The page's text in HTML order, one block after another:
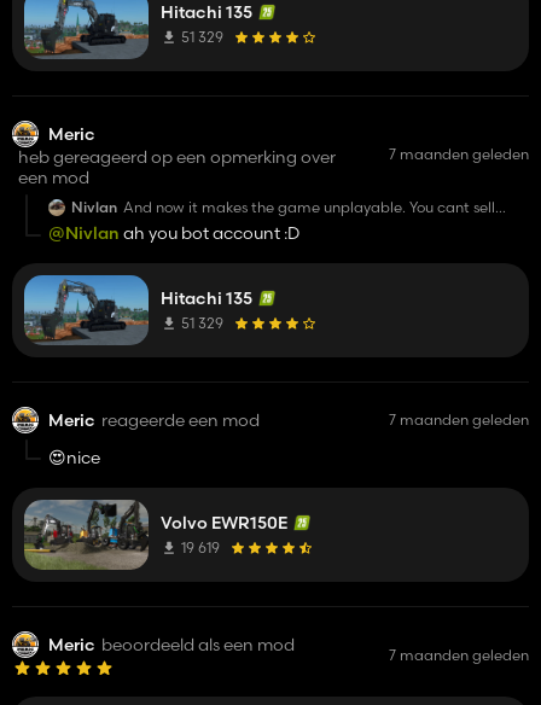
Hitachi 135
51 329
Meric
heb gereageerd op een opmerking over
een mod
7 maanden geleden
Nivlan And now it makes the game unplayable. You cant sell
anything. REALLY bad mod
@Nivlan ah you bot account :D
Hitachi 135
51 329
Meric reageerde een mod 7 maanden geleden
😍nice
Volvo EWR150E
19 619
Meric beoordeeld als een mod 7 maanden geleden